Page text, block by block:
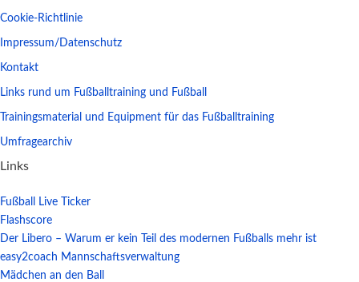
Cookie-Richtlinie
Impressum/Datenschutz
Kontakt
Links rund um Fußballtraining und Fußball
Trainingsmaterial und Equipment für das Fußballtraining
Umfragearchiv
Links
Fußball Live Ticker
Flashscore
Der Libero – Warum er kein Teil des modernen Fußballs mehr ist
easy2coach Mannschaftsverwaltung
Mädchen an den Ball